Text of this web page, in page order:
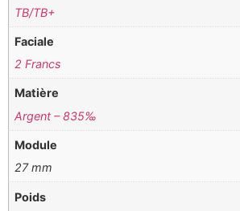
TB/TB+
Faciale
2 Francs
Matière
Argent – 835‰
Module
27 mm
Poids